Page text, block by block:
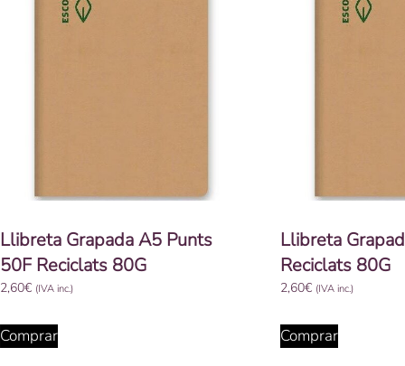
Llibreta Grapada A5 Punts
50F Reciclats 80G
2,60€ (IVA inc.)
Comprar
Llibreta
Reciclats 80G
2,60€ (IVA inc.)
Comprar